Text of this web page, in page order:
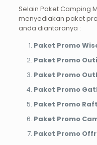
Selain Paket Camping
menyediakan paket
anda diantaranya :
Paket Promo
Paket Promo
Paket Promo
Paket Promo
Paket Promo
Paket Promo
Paket Promo